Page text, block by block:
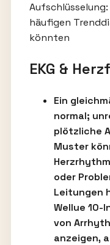
häufigen
könnten
EKG &
Ein
normal;
plötzliche
Muster
oder
Leitungen
Wellue 10-
von
anzeigen,